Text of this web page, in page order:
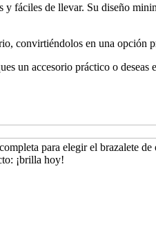
fáciles de llevar. Su diseño
convirtiéndolos en una opción
un accesorio práctico o
para elegir el brazalete de
¡brilla hoy!